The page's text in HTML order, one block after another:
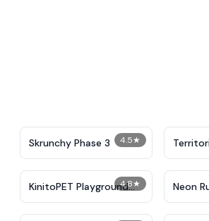
4.5★
Skrunchy Phase 3
4.8★
KinitoPET Playground
Ragdoll Sandbox
Neon